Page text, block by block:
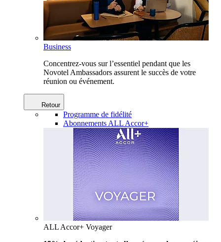
Business
Concentrez-vous sur l’essentiel pendant que les
Novotel Ambassadors assurent le succès de votre
réunion ou événement.
Retour
Programme de fidélité
Abonnements ALL Accor+
ALL Accor+ Voyager